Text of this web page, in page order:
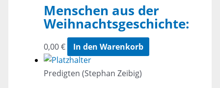
Menschen aus der
Weihnachtsgeschichte:
0,00€ In den Warenkorb
Predigten (Stephan Zeibig)